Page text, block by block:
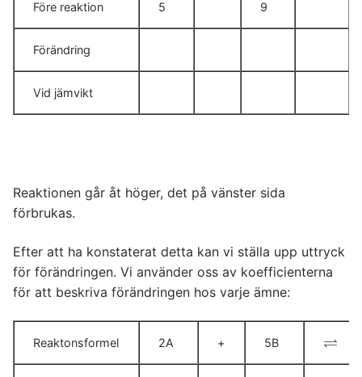
Före reaktion 5 9
Förändring
Vid jämvikt
Reaktionen går åt höger, det på vänster sida
förbrukas.
Efter att ha konstaterat detta kan vi ställa upp uttryck
för förändringen. Vi använder oss av koefficienterna
för att beskriva förändringen hos varje ämne:
Reaktonsformel 2A + 5B ⇌
⇌